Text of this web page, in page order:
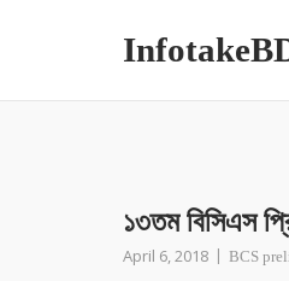
১৩তম বিসিএস
April 6, 2018 BCS